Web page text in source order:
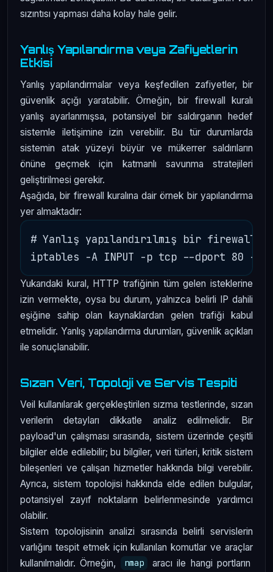
sızıntısı yapması daha kolay hale gelir.
Yanlış Yapılandırma veya Zafiyetlerin
Etkisi
Yanlış yapılandırmalar veya keşfedilen zafiyetler, bir
güvenlik açığı yaratabilir. Örneğin, bir firewall kuralı
yanlış ayarlanmışsa, potansiyel bir saldırganın hedef
sistemle iletişimine izin verebilir. Bu tür durumlarda
sistemin atak yüzeyi büyür ve mükerrer saldırıların
önüne geçmek için katmanlı savunma stratejileri
geliştirilmesi gerekir.
Aşağıda, bir firewall kuralına dair örnek bir yapılandırma
yer almaktadır:
# Yanlış yapılandırılmış bir firewall
Yukarıdaki kural, HTTP trafiğinin tüm gelen isteklerine
izin vermekte, oysa bu durum, yalnızca belirli IP dahili
eşiğine sahip olan kaynaklardan gelen trafiği kabul
etmelidir. Yanlış yapılandırma durumları, güvenlik açıkları
ile sonuçlanabilir.
Sızan Veri, Topoloji ve Servis Tespiti
Veil kullanılarak gerçekleştirilen sızma testlerinde, sızan
verilerin detayları dikkatle analiz edilmelidir. Bir
payload'un çalışması sırasında, sistem üzerinde çeşitli
bilgiler elde edilebilir; bu bilgiler, veri türleri, kritik sistem
bileşenleri ve çalışan hizmetler hakkında bilgi verebilir.
Ayrıca, sistem topolojisi hakkında elde edilen bulgular,
potansiyel zayıf noktaların belirlenmesinde yardımcı
olabilir.
Sistem topolojisinin analizi sırasında belirli servislerin
varlığını tespit etmek için kullanılan komutlar ve araçlar
kullanılmalıdır. Örneğin,
nmap
aracı ile hangi portların